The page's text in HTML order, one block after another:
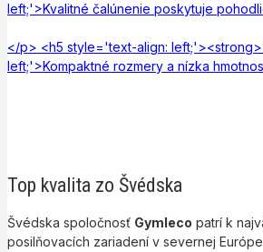
left;'>Kvalitné čalúnenie poskytuje
</p> <h5 style='text-align:
left;'>Kompaktné rozmery a nízka
Top kvalita zo Švédska
Švédska spoločnosť Gymleco patrí k
posilňovacích zariadení v severnej